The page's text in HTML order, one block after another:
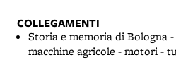
COLLEGAMENTI
Storia e memoria di Bologna
macchine agricole - motori -